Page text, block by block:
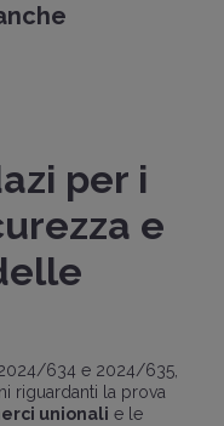
per i
e
634 e 2024/635,
riguardanti la prova
unionali e le